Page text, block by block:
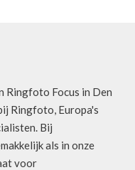
Ringfoto Focus in Den
Ringfoto, Europa's
Bij
als in onze
voor